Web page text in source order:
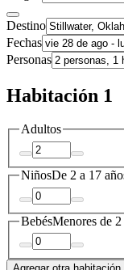
Destino
Fechas
Personas
Habitación 1
Adultos
NiñosDe 2 a 17
BebésMenores de 2